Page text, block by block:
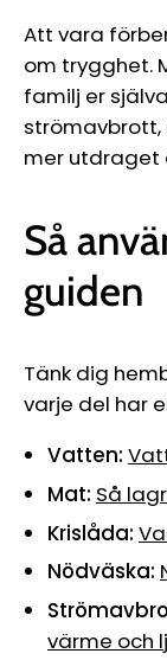
Att vara
om trygghet.
familj er
strömavbrott,
mer utdraget
Så
guiden
Tänk dig
varje del har
Vatten:
Mat: Så
Krislåda:
Nödväska:
värme och